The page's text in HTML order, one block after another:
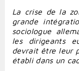
La crise de la
grande
sociologue
les dirigeants
devrait être leur
établi dans un